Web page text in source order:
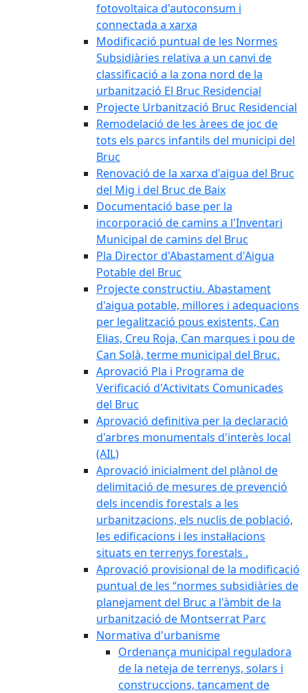
fotovoltaica d'autoconsum i
connectada a xarxa
Modificació puntual de les Normes
Subsidiàries relativa a un canvi de
classificació a la zona nord de la
urbanització El Bruc Residencial
Projecte Urbanització Bruc Residencial
Remodelació de les àrees de joc de
tots els parcs infantils del municipi del
Bruc
Renovació de la xarxa d'aigua del Bruc
del Mig i del Bruc de Baix
Documentació base per la
incorporació de camins a l'Inventari
Municipal de camins del Bruc
Pla Director d'Abastament d'Aigua
Potable del Bruc
Projecte constructiu. Abastament
d'aigua potable, millores i adequacions
per legalització pous existents, Can
Elias, Creu Roja, Can marques i pou de
Can Solà, terme municipal del Bruc.
Aprovació Pla i Programa de
Verificació d'Activitats Comunicades
del Bruc
Aprovació definitiva per la declaració
d'arbres monumentals d'interès local
(AIL)
Aprovació inicialment del plànol de
delimitació de mesures de prevenció
dels incendis forestals a les
urbanitzacions, els nuclis de població,
les edificacions i les instal·lacions
situats en terrenys forestals .
Aprovació provisional de la modificació
puntual de les “normes subsidiàries de
planejament del Bruc a l'àmbit de la
urbanització de Montserrat Parc
Normativa d'urbanisme
Ordenança municipal reguladora
de la neteja de terrenys, solars i
construccions, tancament de